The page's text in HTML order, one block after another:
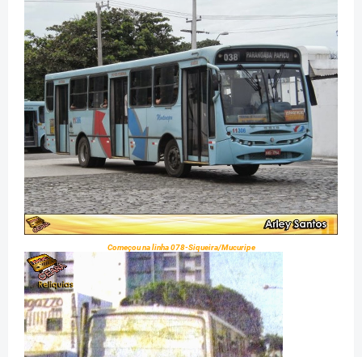
Começou na linha 078-Siqueira/Mucuripe